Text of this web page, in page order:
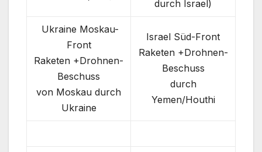
durch Israel)
Ukraine Moskau-
Front
Raketen +Drohnen-
Beschuss
von Moskau durch
Ukraine
Israel Süd-Front
Raketen +Drohnen-
Beschuss
durch
Yemen/Houthi